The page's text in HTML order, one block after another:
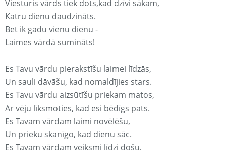
Viesturis vārds tiek dots,kad dzīvi sākam,
Katru dienu daudzināts.
Bet ik gadu vienu dienu -
Laimes vārdā sumināts!
Es Tavu vārdu pierakstīšu laimei līdzās,
Un sauli dāvāšu, kad nomaldījies stars.
Es Tavu vārdu aizsūtīšu priekam matos,
Ar vēju līksmoties, kad esi bēdīgs pats.
Es Tavam vārdam laimi novēlēšu,
Un prieku skanīgo, kad dienu sāc.
Es Tavam vārdam veiksmi līdzi došu,